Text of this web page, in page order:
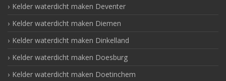
Kelder waterdicht maken Deventer
Kelder waterdicht maken Diemen
Kelder waterdicht maken Dinkelland
Kelder waterdicht maken Doesburg
Kelder waterdicht maken Doetinchem